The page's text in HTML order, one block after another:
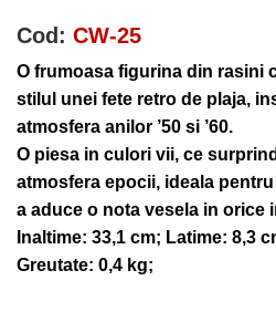
Cod: CW-25
O frumoasa figurina din rasini
stilul unei fete retro de plaja,
atmosfera anilor ’50 si ’60.
O piesa in culori vii, ce
atmosfera epocii, ideala
a aduce o nota vesela in orice
Inaltime: 33,1 cm; Latime: 8,3
Greutate: 0,4 kg;